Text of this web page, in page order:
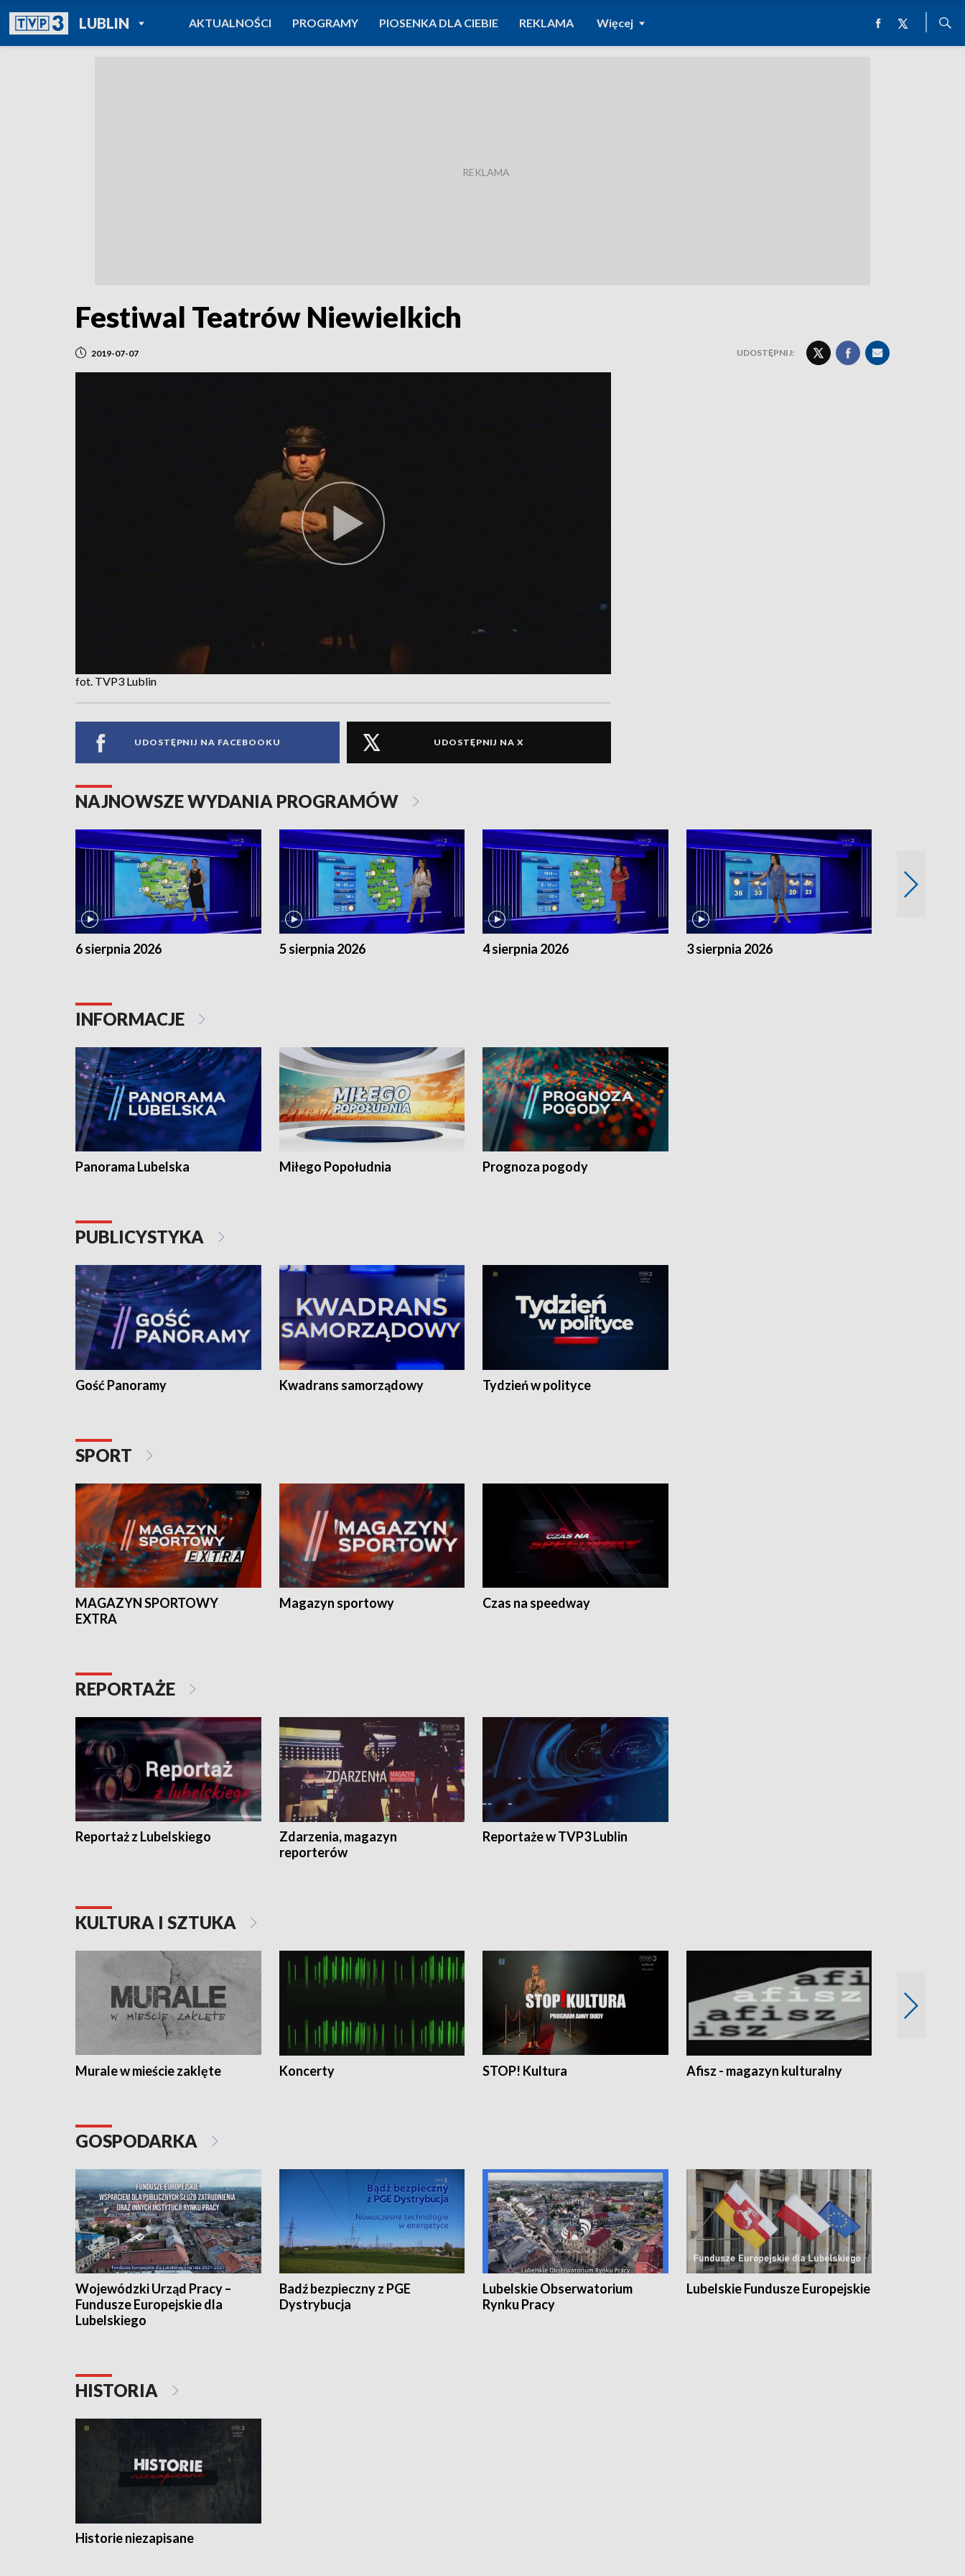
LUBLINPOWRÓT DO
TVP REGIONY
AKTUALNOŚCI PROGRAMY PIOSENKA DLA CIEBIE REKLAMA Więcej
Festiwal Teatrów Niewielkich
2019-07-07 UDOSTĘPNIJ:
fot. TVP3 Lublin
UDOSTĘPNIJ NA FACEBOOKU UDOSTĘPNIJ NA X
NAJNOWSZE WYDANIA PROGRAMÓW
6 sierpnia 2026 5 sierpnia 2026 4 sierpnia 2026 3 sierpnia 2026
INFORMACJE
Panorama Lubelska Miłego Popołudnia Prognoza pogody
PUBLICYSTYKA
Gość Panoramy Kwadrans samorządowy Tydzień w polityce
SPORT
MAGAZYN SPORTOWY
EXTRA
Magazyn sportowy Czas na speedway
REPORTAŻE
Reportaż z Lubelskiego
Zdarzenia, magazyn
reporterów
Reportaże w TVP3 Lublin
KULTURA I SZTUKA
Murale w mieście zaklęte Koncerty STOP! Kultura Afisz - magazyn kulturalny
GOSPODARKA
Wojewódzki Urząd Pracy –
Fundusze Europejskie dla
Lubelskiego
Badź bezpieczny z PGE
Dystrybucja
Lubelskie Obserwatorium
Rynku Pracy
Lubelskie Fundusze Europejskie
HISTORIA
Historie niezapisane